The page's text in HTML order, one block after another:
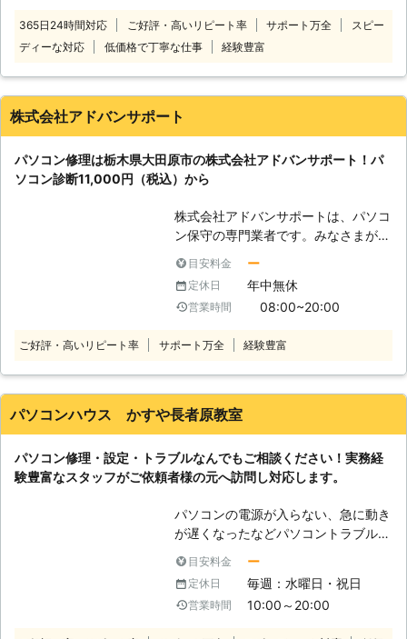
起動しなくなった ・ブルースクリー
ンで動かない ・ハードディスクのデ
気軽にご相談下さい。 弊社運営サイ
実績があります！その中でも多くのお
客様から高い評価をいただきました。
さまのトラブルを解決いたします。受
付は24時間365日、日本全国で対応
しておりますので、お気軽にお問い合
わせください。
365日24時間対応 ご好評・高いリピート率 サポート万全
スピー
ディーな対応
低価格で丁寧な仕事 経験豊富
株式会社アドバンサポート
パソコン修理は栃木県大田原市の株式会社アドバンサポート！パ
ソコン診断11,000円（税込）から
株式会社アドバンサポートは、パソコ
ン保守の専門業者です。みなさまがパ
点検・カスタマイズなどによってサポ
ートしています。 パソコンをこれか
ら使いたい方から、現在使っているけ
パソコン修理業者をお探しならお気軽
染・ハードウェアのトラブル、部品取
付・ソフトウェアのトラブル、更新・
パソコン診断11,000円（税込）！ま
ずはご連絡ください 「最近パソコン
きがある」 「パソコンを落として破
損した」 こんなときは、まずはパソ
コン診断をご利用ください！当店は栃
木県大田原市でパソコン修理を承って
います。「どこが悪いのかわらない」
コン診断11,000円（税込）で承って
目安料金 ー
定休日 年中無休
営業時間 08:00~20:00
ご好評・高いリピート率 サポート万全 経験豊富
パソコンハウス かすや長者原教室
パソコン修理・設定・トラブルなんでもご相談ください！実務経
験豊富なスタッフがご依頼者様の元へ訪問し対応します。
パソコンの電源が入らない、急に動き
が遅くなったなどパソコントラブルで
い。当社は直接お客様の元へお伺いし
パソコントラブルを解決するサービス
を提供しております。パソコンに関す
目安料金 ー
定休日 毎週：水曜日・祝日
営業時間 10:00～20:00